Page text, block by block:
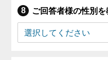
ご回答者様の性別を